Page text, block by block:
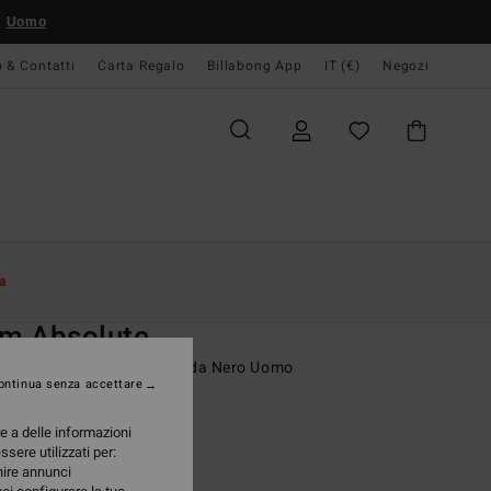
Uomo
& Contatti Carta Regalo Billabong App IT (€) Negozi
Absolute
da surf con punta tonda Nero Uomo
40%
€
a delle informazioni
utilizzati per:
annunci
senza accettare